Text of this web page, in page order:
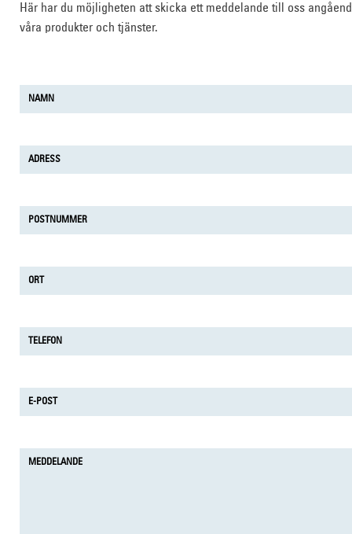
Här har du möjligheten att skicka ett meddelande till oss
våra produkter och tjänster.